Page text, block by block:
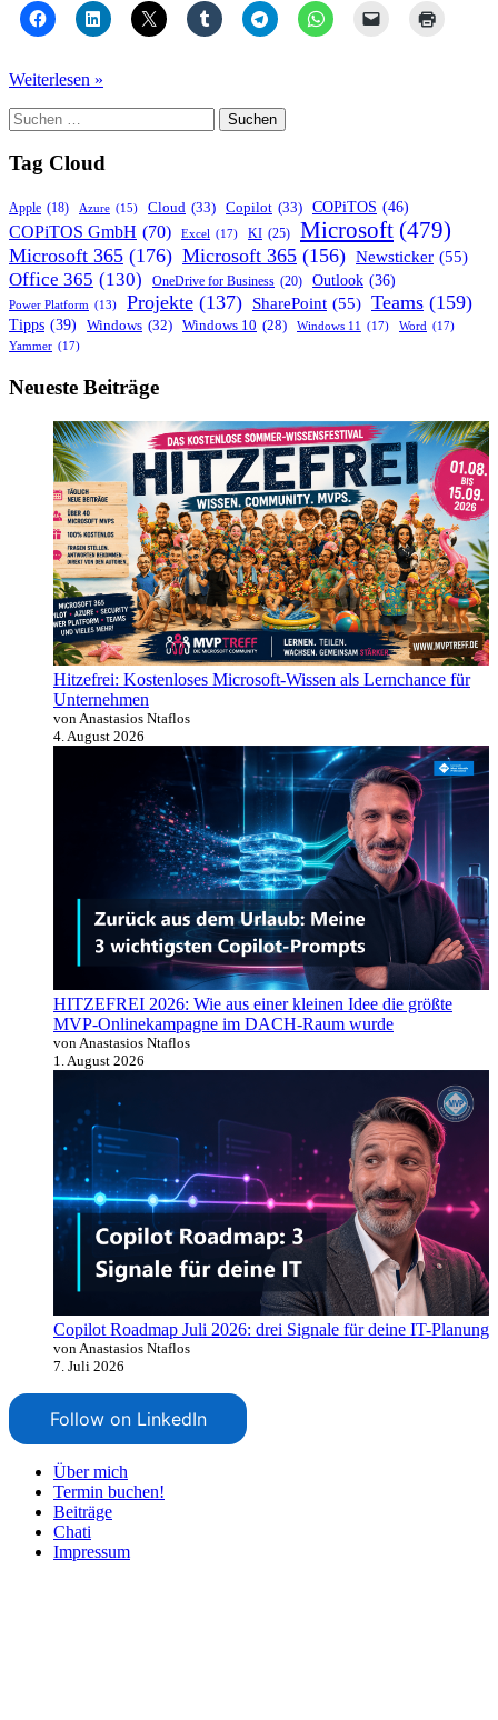
Die
Sünden
Cloud-
Strategie
Weiterlesen »
Suchen
nach:
Tag Cloud
Apple (18) Azure (15) Cloud (33) Copilot (33) COPiTOS (46)
COPiTOS GmbH (70) Excel (17) KI (25) Microsoft (479)
Microsoft 365 (176) Microsoft 365 (156) Newsticker (55)
Office 365 (130) OneDrive for Business (20) Outlook (36)
Power Platform (13) Projekte (137) SharePoint (55) Teams (159)
Tipps (39) Windows (32) Windows 10 (28) Windows 11 (17) Word (17)
Yammer (17)
Neueste Beiträge
Hitzefrei: Kostenloses Microsoft-Wissen als Lernchance für
Unternehmen
von Anastasios Ntaflos
4. August 2026
HITZEFREI 2026: Wie aus einer kleinen Idee die größte
MVP-Onlinekampagne im DACH-Raum wurde
von Anastasios Ntaflos
1. August 2026
Copilot Roadmap Juli 2026: drei Signale für deine IT-Planung
von Anastasios Ntaflos
7. Juli 2026
Follow on LinkedIn
Über mich
Termin buchen!
Beiträge
Chati
Impressum